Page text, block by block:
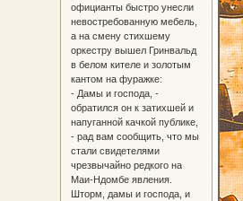
официанты быстро унесли
невостребованную мебель,
а на смену стихшему
оркестру вышел Гринвальд
в белом кителе и золотым
кантом на фуражке:
- Дамы и господа, -
обратился он к затихшей и
напуганной качкой публике,
- рад вам сообщить, что мы
стали свидетелями
чрезвычайно редкого на
Маи-Ндомбе явления.
Шторм, дамы и господа, и